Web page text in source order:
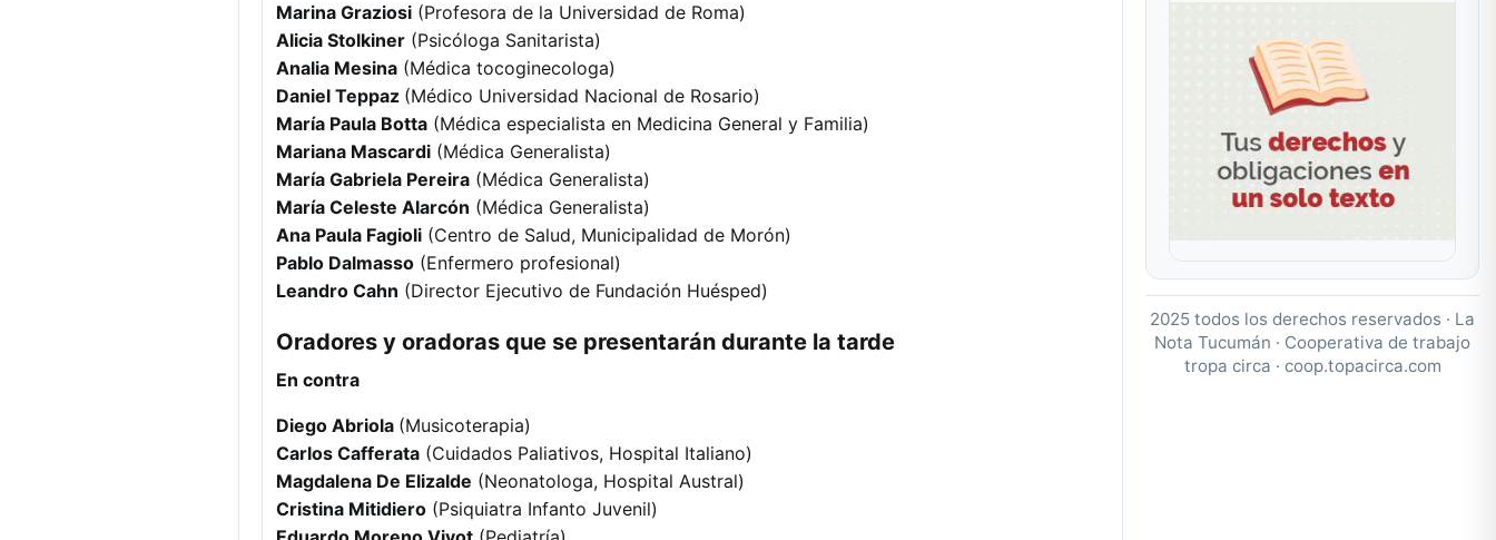
Marina Graziosi (Profesora de la Universidad de Roma)
Alicia Stolkiner (Psicóloga Sanitarista)
Analia Mesina (Médica tocoginecologa)
Daniel Teppaz (Médico Universidad Nacional de Rosario)
María Paula Botta (Médica especialista en Medicina General y Familia)
Mariana Mascardi (Médica Generalista)
María Gabriela Pereira (Médica Generalista)
María Celeste Alarcón (Médica Generalista)
Ana Paula Fagioli (Centro de Salud, Municipalidad de Morón)
Pablo Dalmasso (Enfermero profesional)
Leandro Cahn (Director Ejecutivo de Fundación Huésped)
Oradores y oradoras que se presentarán durante la tarde
En contra
Diego Abriola (Musicoterapia)
Carlos Cafferata (Cuidados Paliativos, Hospital Italiano)
Magdalena De Elizalde (Neonatologa, Hospital Austral)
Cristina Mitidiero (Psiquiatra Infanto Juvenil)
2025 todos los derechos reservados · La
Nota Tucumán · Cooperativa de trabajo
tropa circa · coop.topacirca.com